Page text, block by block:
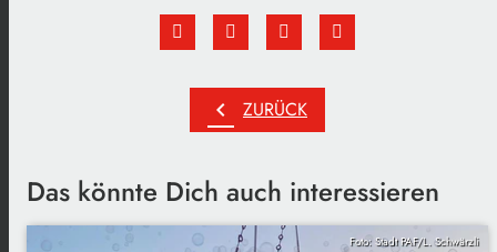
chevron_left ZURÜCK
Das könnte Dich auch interessieren
Foto: Stadt PAF/L. Schwärzli